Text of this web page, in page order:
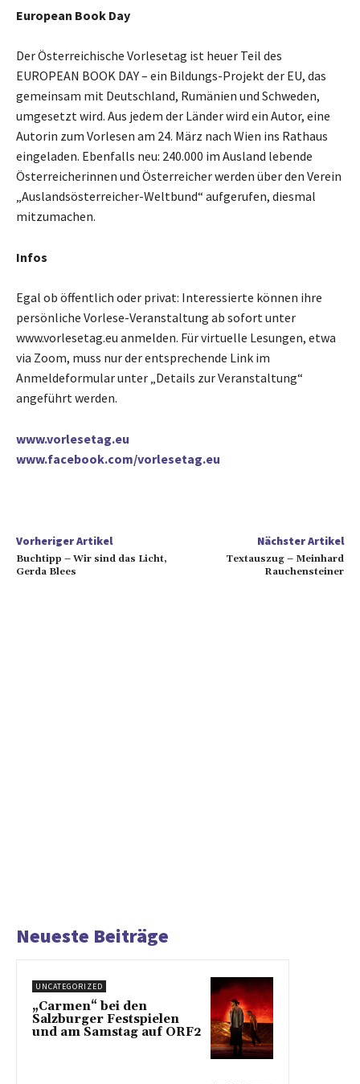
European Book Day
Der Österreichische Vorlesetag ist heuer Teil des
EUROPEAN BOOK DAY – ein Bildungs-Projekt der EU, das
gemeinsam mit Deutschland, Rumänien und Schweden,
umgesetzt wird. Aus jedem der Länder wird ein Autor, eine
Autorin zum Vorlesen am 24. März nach Wien ins Rathaus
eingeladen. Ebenfalls neu: 240.000 im Ausland lebende
Österreicherinnen und Österreicher werden über den Verein
„Auslandsösterreicher-Weltbund“ aufgerufen, diesmal
mitzumachen.
Infos
Egal ob öffentlich oder privat: Interessierte können ihre
persönliche Vorlese-Veranstaltung ab sofort unter
www.vorlesetag.eu anmelden. Für virtuelle Lesungen, etwa
via Zoom, muss nur der entsprechende Link im
Anmeldeformular unter „Details zur Veranstaltung“
angeführt werden.
www.vorlesetag.eu
www.facebook.com/vorlesetag.eu
Vorheriger Artikel
Buchtipp – Wir sind das Licht,
Gerda Blees
Nächster Artikel
Textauszug – Meinhard
Rauchensteiner
Neueste Beiträge
UNCATEGORIZED
„Carmen“ bei den
Salzburger Festspielen
und am Samstag auf ORF2